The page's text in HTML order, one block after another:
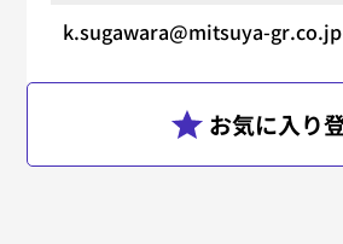
k.sugawara@mitsuya-gr.co.jp